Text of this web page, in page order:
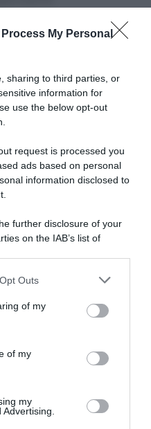
Process My Personal
sharing to third parties, or
information for
use the below opt-out
request is processed you
ads based on personal
information disclosed to
further disclosure of your
on the IAB’s list of
by us to third parties
uses one or more Google
information including but
You may click to
and its third-party tags to
Outs
of my
of my
my
anche per chi lascia il
riforma: ecco cosa
sostegno alle famiglie:
gratuitamente ai tuoi
fisco, welfare.